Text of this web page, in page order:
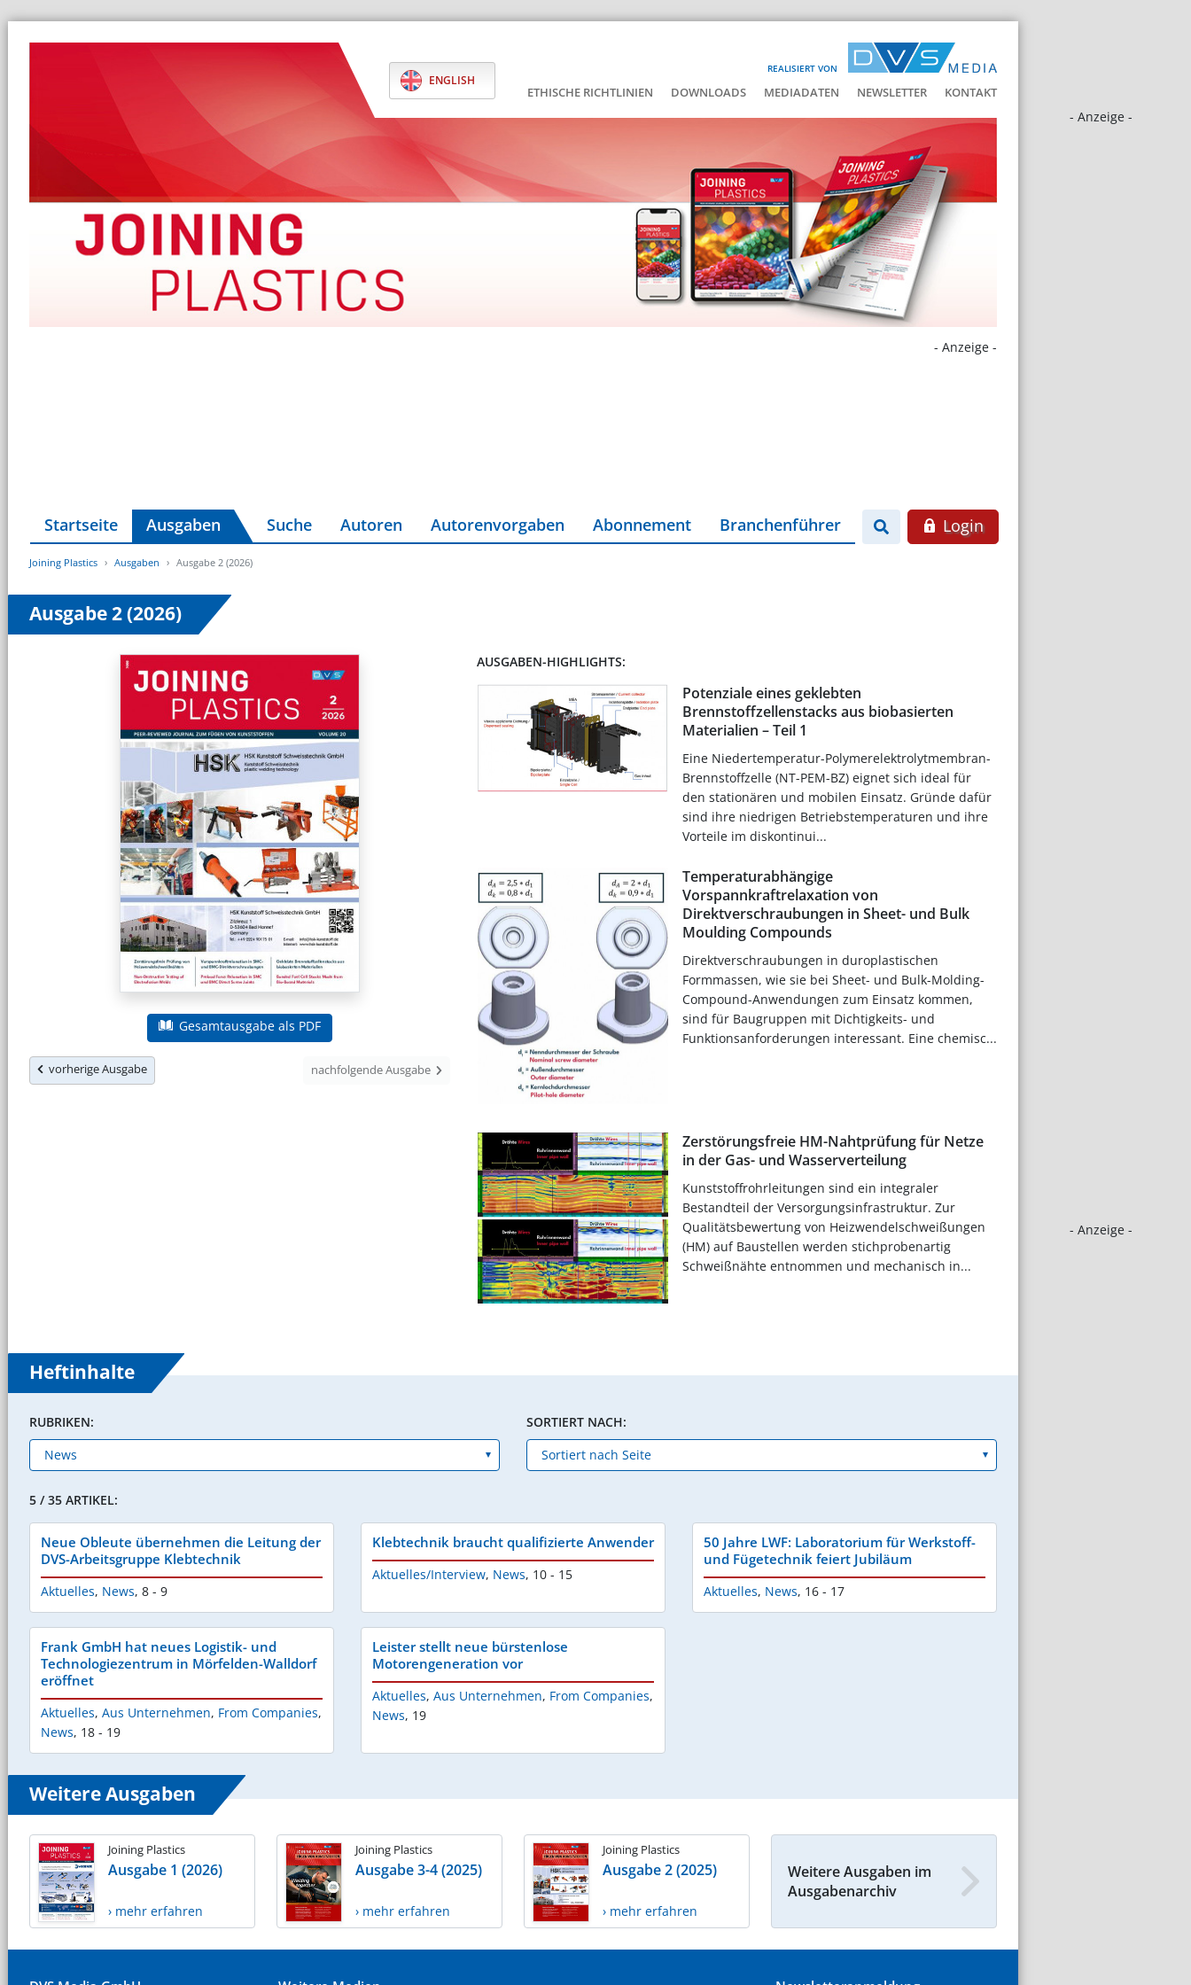
REALISIERT VON
ENGLISH
ETHISCHE RICHTLINIEN DOWNLOADS MEDIADATEN NEWSLETTER KONTAKT
- Anzeige -
- Anzeige -
- Anzeige -
Startseite Ausgaben Suche Autoren Autorenvorgaben Abonnement Branchenführer Login
Joining Plastics Ausgaben Ausgabe 2 (2026)
Ausgabe 2 (2026)
Gesamtausgabe als PDF
vorherige Ausgabe nachfolgende Ausgabe
AUSGABEN-HIGHLIGHTS:
Potenziale eines geklebten
Brennstoffzellenstacks aus biobasierten
Materialien – Teil 1
Eine Niedertemperatur-Polymerelektrolytmembran-
Brennstoffzelle (NT-PEM-BZ) eignet sich ideal für
den stationären und mobilen Einsatz. Gründe dafür
sind ihre niedrigen Betriebstemperaturen und ihre
Vorteile im diskontinui...
Temperaturabhängige
Vorspannkraftrelaxation von
Direktverschraubungen in Sheet- und Bulk
Moulding Compounds
Direktverschraubungen in duroplastischen
Formmassen, wie sie bei Sheet- und Bulk-Molding-
Compound-Anwendungen zum Einsatz kommen,
sind für Baugruppen mit Dichtigkeits- und
Funktionsanforderungen interessant. Eine chemisc...
Zerstörungsfreie HM-Nahtprüfung für Netze
in der Gas- und Wasserverteilung
Kunststoffrohrleitungen sind ein integraler
Bestandteil der Versorgungsinfrastruktur. Zur
Qualitätsbewertung von Heizwendelschweißungen
(HM) auf Baustellen werden stichprobenartig
Schweißnähte entnommen und mechanisch in...
Heftinhalte
RUBRIKEN: SORTIERT NACH:
5 / 35 ARTIKEL:
Neue Obleute übernehmen die Leitung der
DVS-Arbeitsgruppe Klebtechnik
Aktuelles, News, 8 - 9
Klebtechnik braucht qualifizierte Anwender
Aktuelles/Interview, News, 10 - 15
50 Jahre LWF: Laboratorium für Werkstoff-
und Fügetechnik feiert Jubiläum
Aktuelles, News, 16 - 17
Frank GmbH hat neues Logistik- und
Technologiezentrum in Mörfelden-Walldorf
eröffnet
Aktuelles, Aus Unternehmen, From Companies,
News, 18 - 19
Leister stellt neue bürstenlose
Motorengeneration vor
Aktuelles, Aus Unternehmen, From Companies,
News, 19
Weitere Ausgaben
Joining Plastics
Ausgabe 1 (2026)
› mehr erfahren
Joining Plastics
Ausgabe 3-4 (2025)
› mehr erfahren
Joining Plastics
Ausgabe 2 (2025)
› mehr erfahren
Weitere Ausgaben im
Ausgabenarchiv